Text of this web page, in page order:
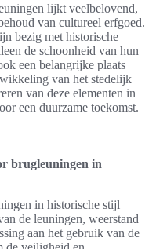
lijkt veelbelovend,
van cultureel erfgoed.
bezig met historische
de schoonheid van hun
een belangrijke plaats
van het stedelijk
van deze elementen in
een duurzame toekomst.
brugleuningen in
in historische stijl
de leuningen, weerstand
aan het gebruik van de